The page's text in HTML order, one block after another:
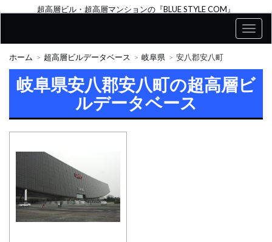
超高層ビル・超高層マンションの『BLUE STYLE COM』
ホーム 超高層ビルデータベース 岐阜県 安八郡安八町
岐阜県安八郡安八町の超高層ビ
ルデータベース